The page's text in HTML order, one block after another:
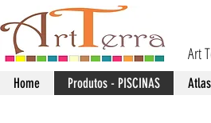
Art
Home Produtos - PISCINAS Atlas